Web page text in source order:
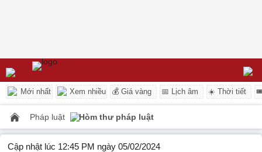
Mới nhất Xem nhiều 💰 Giá vàng 📅 Lịch âm ☀️ Thời tiết
Pháp luật Hòm thư pháp luật
Cập nhật lúc 12:45 PM ngày 05/02/2024